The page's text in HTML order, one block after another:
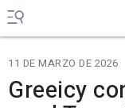
11 DE MARZO DE 2026
Greeicy